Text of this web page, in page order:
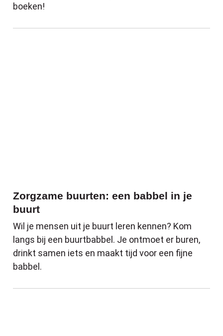
boeken!
Zorgzame buurten: een babbel in je
buurt
Wil je mensen uit je buurt leren kennen? Kom
langs bij een buurtbabbel. Je ontmoet er buren,
drinkt samen iets en maakt tijd voor een fijne
babbel.